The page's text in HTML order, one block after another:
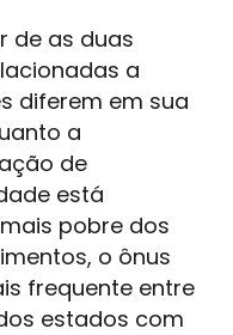
de as duas
a
diferem em sua
a
de
está
pobre dos
o ônus
frequente entre
estados com